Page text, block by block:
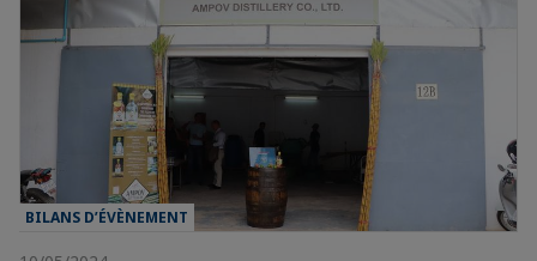
BILANS D’ÉVÈNEMENT